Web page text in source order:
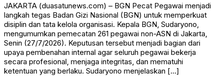
JAKARTA (duasatunews.com) – BGN Pecat Pegawai menjadi
langkah tegas Badan Gizi Nasional (BGN) untuk memperkuat
disiplin dan tata kelola organisasi. Kepala BGN, Sudaryono,
mengumumkan pemecatan 261 pegawai non-ASN di Jakarta,
Senin (27/7/2026). Keputusan tersebut menjadi bagian dari
upaya pembenahan internal agar seluruh pegawai bekerja
secara profesional, menjaga integritas, dan mematuhi
ketentuan yang berlaku. Sudaryono menjelaskan […]